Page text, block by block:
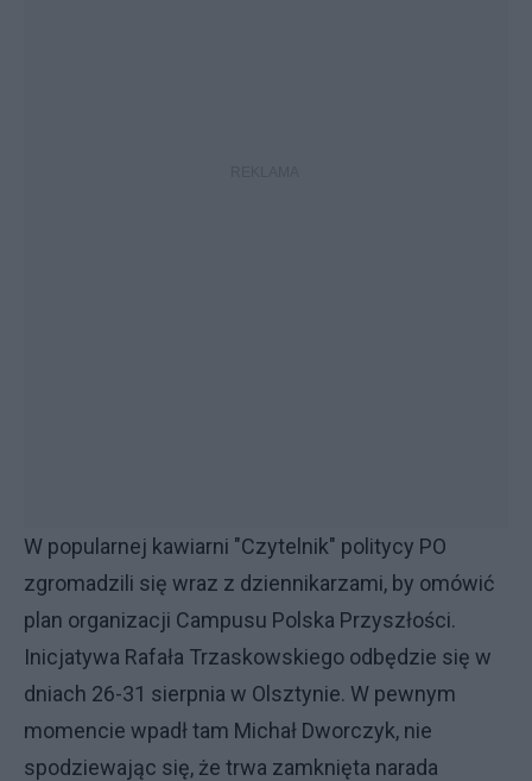
W popularnej kawiarni "Czytelnik" politycy PO
zgromadzili się wraz z dziennikarzami, by omówić
plan organizacji Campusu Polska Przyszłości.
Inicjatywa Rafała Trzaskowskiego odbędzie się w
dniach 26-31 sierpnia w Olsztynie. W pewnym
momencie wpadł tam Michał Dworczyk, nie
spodziewając się, że trwa zamknięta narada